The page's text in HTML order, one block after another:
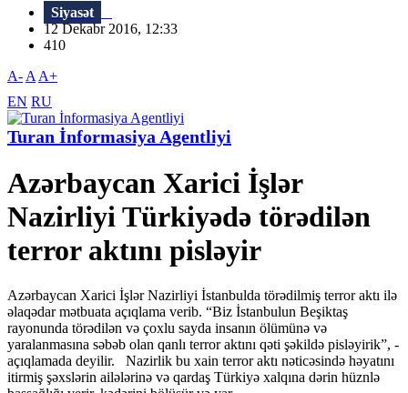
Siyasət
12 Dekabr 2016, 12:33
410
A- A A+
EN RU
Turan İnformasiya Agentliyi
Azərbaycan Xarici İşlər
Nazirliyi Türkiyədə törədilən
terror aktını pisləyir
Azərbaycan Xarici İşlər Nazirliyi İstanbulda törədilmiş terror aktı ilə
əlaqədar mətbuata açıqlama verib. “Biz İstanbulun Beşiktaş
rayonunda törədilən və çoxlu sayda insanın ölümünə və
yaralanmasına səbəb olan qanlı terror aktını qəti şəkildə pisləyirik”, -
açıqlamada deyilir. Nazirlik bu xain terror aktı nəticəsində həyatını
itirmiş şəxslərin ailələrinə və qardaş Türkiyə xalqına dərin hüznlə